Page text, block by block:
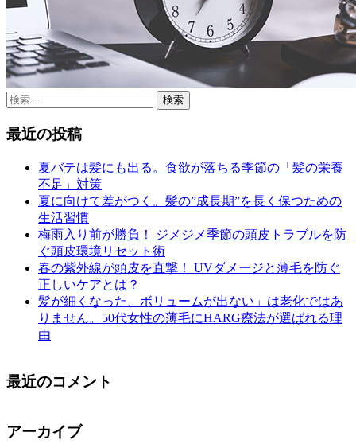
検
最近の投稿
夏バテは髪にも出る。食欲が落ちる季節の「髪の栄養
不足」対策
夏に向けて差がつく。髪の”成長期”を長く保つための
生活習慣
梅雨入り前が勝負！ ジメジメ季節の頭皮トラブルを防
ぐ頭皮環境リセット術
春の紫外線が頭皮を直撃！ UVダメージと薄毛を防ぐ
正しいケアとは？
髪が細くなった、ボリュームが出ない」は老化ではあ
りません。50代女性の薄毛にHARG療法が選ばれる理
由
最近のコメント
アーカイブ